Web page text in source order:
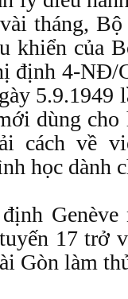
tháng,
khiển của
định 4-NĐ/
5.9.1949
dùng
cách về
học
17 trở
Gòn làm